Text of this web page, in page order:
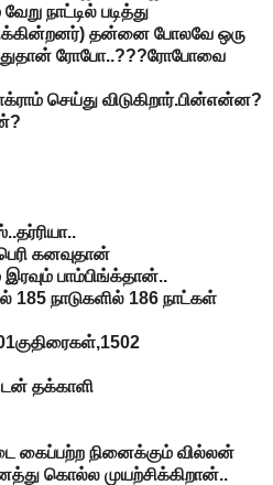
நாட்டில் படித்து
தன்னை போலவே ஒரு
ரோபோ..???ரோபோவை
செய்து விடுகிறார்.பின்என்ன?
கனவுதான்
பாம்பிங்க்தான்..
185 நாடுகளில் 186 நாட்கள்
டன் தக்காளி
கைப்பற்ற நினைக்கும் வில்லன்
கொல்ல முயற்சிக்கிறான்..